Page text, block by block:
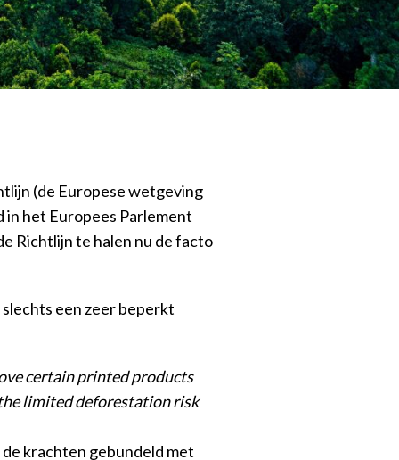
(de Europese wetgeving
het Europees Parlement
Richtlijn te halen nu de facto
een zeer beperkt
certain printed products
limited deforestation risk
krachten gebundeld met